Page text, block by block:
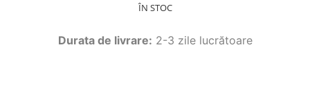
ÎN STOC
Durata de livrare: 2-3 zile lucrătoare